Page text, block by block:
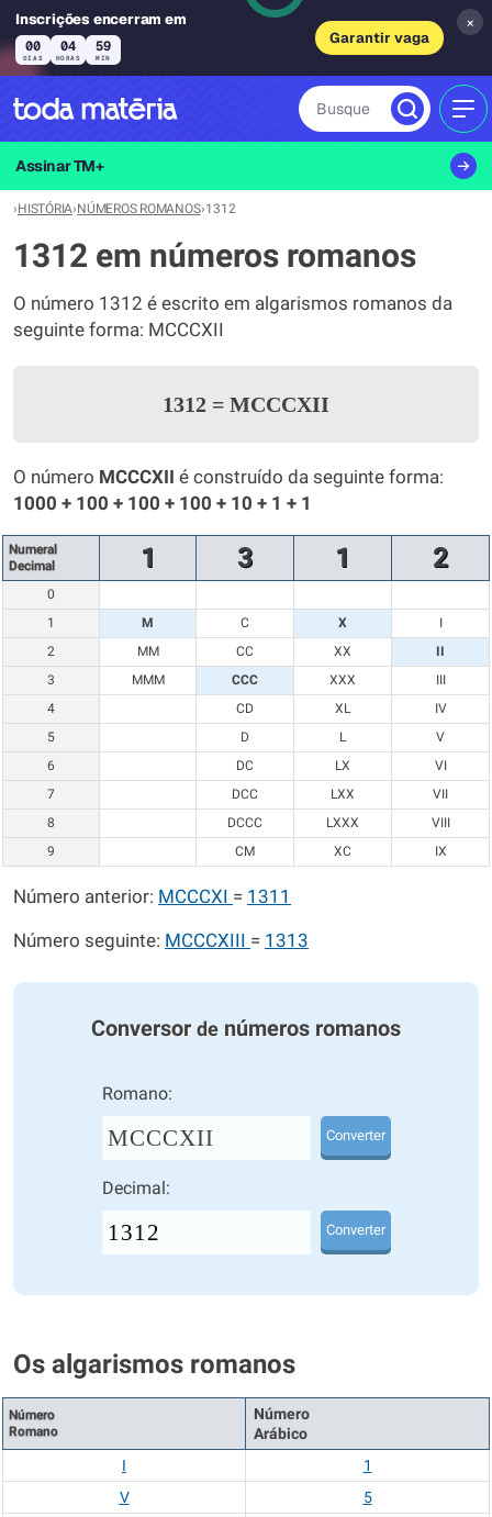
Inscrições encerram em
00
DIAS
04
HORAS
59
MIN
Garantir vaga
×
Busque
Assinar TM+
›HISTÓRIA›NÚMEROS ROMANOS›1312
1312 em números romanos
O número 1312 é escrito em algarismos romanos da
seguinte forma: MCCCXII
1312 = MCCCXII
O número MCCCXII é construído da seguinte forma:
1000 + 100 + 100 + 100 + 10 + 1 + 1
Numeral
Decimal
1 3 1 2
0
1
M C X
I
2
MM CC XX
II
3
MMM CCC XXX
III
4
CD XL
IV
5
D L
V
6
DC LX
VI
7
DCC LXX
VII
8
DCCC LXXX
VIII
9
CM XC IX
Número anterior: MCCCXI = 1311
Número seguinte: MCCCXIII = 1313
Conversor de números romanos
Romano:
MCCCXII Converter
Decimal:
Converter
Os algarismos romanos
Número
Romano
Número
Arábico
I
1
V
5